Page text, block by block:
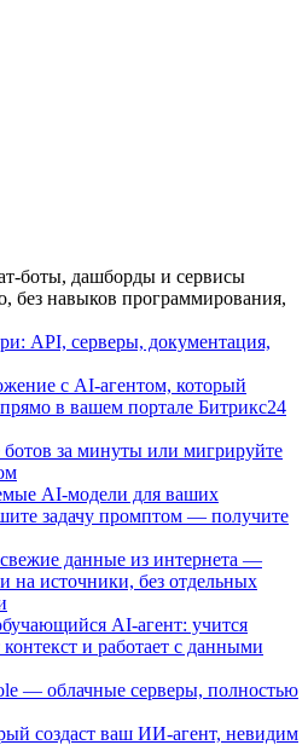
боты, дашборды и сервисы
без навыков программирования,
API, серверы, документация,
с AI-агентом, который
в вашем портале Битрикс24
ботов за минуты или мигрируйте
AI-модели для ваших
задачу промптом — получите
данные из интернета —
на источники, без отдельных
AI-агент: учится
и работает с данными
— облачные серверы, полностью
создаст ваш ИИ-агент, невидим